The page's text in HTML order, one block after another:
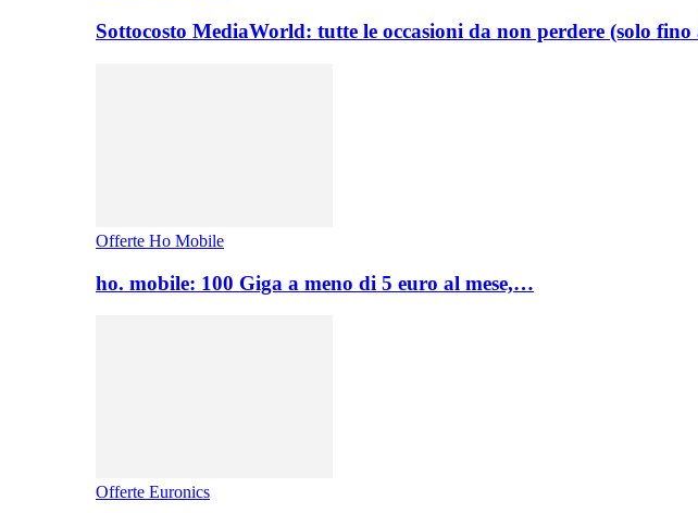
Sottocosto MediaWorld: tutte le occasioni da non perdere (solo
Offerte Ho Mobile
ho. mobile: 100 Giga a meno di 5 euro al mese,…
Offerte Euronics